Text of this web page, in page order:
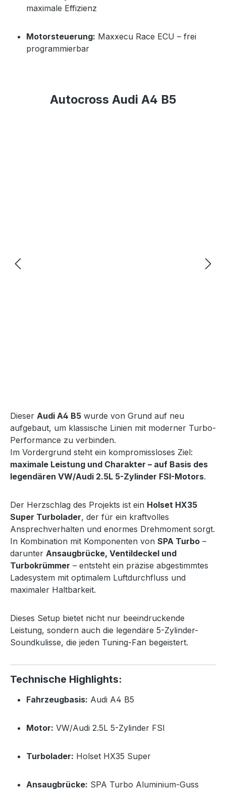
maximale Effizienz
Motorsteuerung: Maxxecu Race ECU – frei
programmierbar
Autocross Audi A4 B5
Dieser Audi A4 B5 wurde von Grund auf neu
aufgebaut, um klassische Linien mit moderner Turbo-
Performance zu verbinden.
Im Vordergrund steht ein kompromissloses Ziel:
maximale Leistung und Charakter – auf Basis des
legendären VW/Audi 2.5L 5-Zylinder FSI-Motors.
Der Herzschlag des Projekts ist ein Holset HX35
Super Turbolader, der für ein kraftvolles
Ansprechverhalten und enormes Drehmoment sorgt.
In Kombination mit Komponenten von SPA Turbo –
darunter Ansaugbrücke, Ventildeckel und
Turbokrümmer – entsteht ein präzise abgestimmtes
Ladesystem mit optimalem Luftdurchfluss und
maximaler Haltbarkeit.
Dieses Setup bietet nicht nur beeindruckende
Leistung, sondern auch die legendäre 5-Zylinder-
Soundkulisse, die jeden Tuning-Fan begeistert.
Technische Highlights:
Fahrzeugbasis: Audi A4 B5
Motor: VW/Audi 2.5L 5-Zylinder FSI
Turbolader: Holset HX35 Super
Ansaugbrücke: SPA Turbo Aluminium-Guss